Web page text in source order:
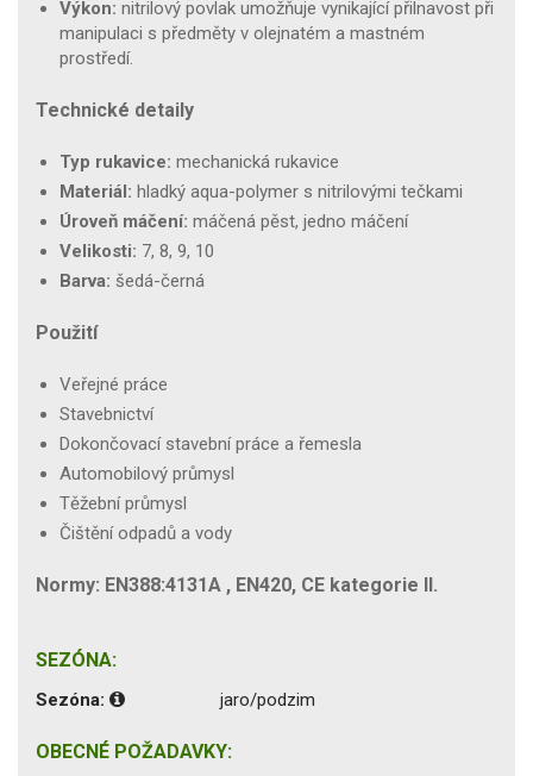
Výkon: nitrilový povlak umožňuje vynikající přilnavost při
manipulaci s předměty v olejnatém a mastném
prostředí.
Technické detaily
Typ rukavice: mechanická rukavice
Materiál: hladký aqua-polymer s nitrilovými tečkami
Úroveň máčení: máčená pěst, jedno máčení
Velikosti: 7, 8, 9, 10
Barva: šedá-černá
Použití
Veřejné práce
Stavebnictví
Dokončovací stavební práce a řemesla
Automobilový průmysl
Těžební průmysl
Čištění odpadů a vody
Normy: EN388:4131A , EN420, CE kategorie II.
SEZÓNA:
Sezóna: jaro/podzim
OBECNÉ POŽADAVKY: